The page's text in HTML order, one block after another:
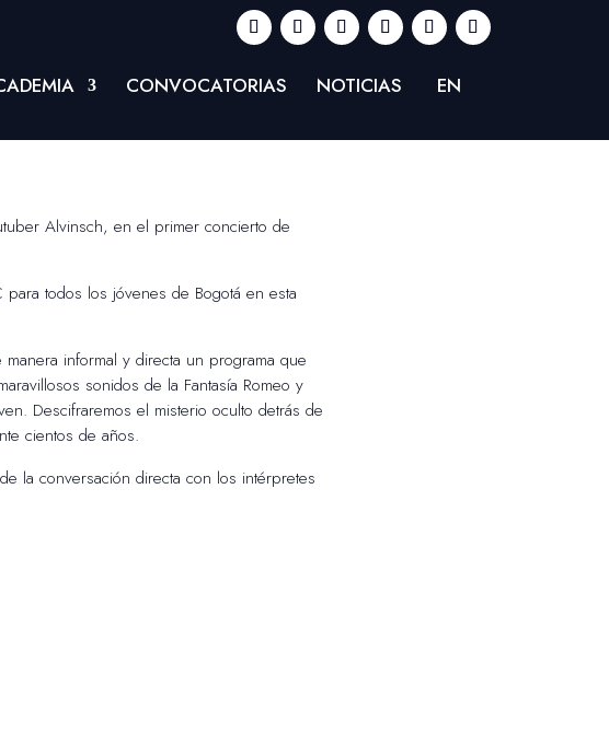
CONVOCATORIAS NOTICIAS
EN
Alvinsch, en el primer concierto de
todos los jóvenes de Bogotá en esta
informal y directa un programa que
sonidos de la Fantasía Romeo y
Descifraremos el misterio oculto detrás de
cientos de años.
la conversación directa con los intérpretes